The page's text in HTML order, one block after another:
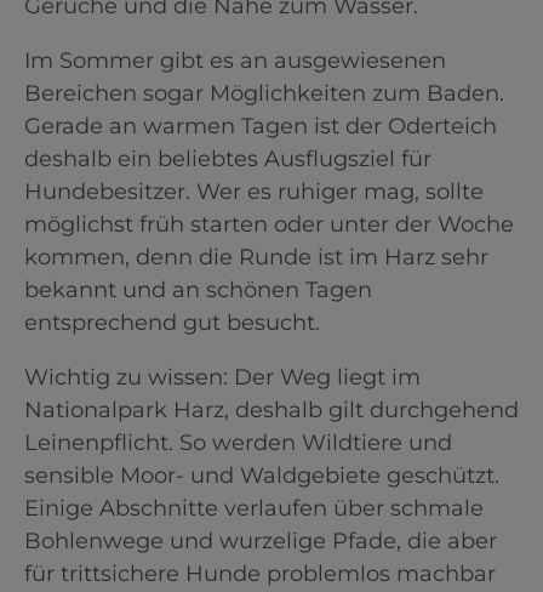
Gerüche und die Nähe zum Wasser.
Im Sommer gibt es an ausgewiesenen
Bereichen sogar Möglichkeiten zum Baden.
Gerade an warmen Tagen ist der Oderteich
deshalb ein beliebtes Ausflugsziel für
Hundebesitzer. Wer es ruhiger mag, sollte
möglichst früh starten oder unter der Woche
kommen, denn die Runde ist im Harz sehr
bekannt und an schönen Tagen
entsprechend gut besucht.
Wichtig zu wissen: Der Weg liegt im
Nationalpark Harz, deshalb gilt durchgehend
Leinenpflicht. So werden Wildtiere und
sensible Moor- und Waldgebiete geschützt.
Einige Abschnitte verlaufen über schmale
Bohlenwege und wurzelige Pfade, die aber
für trittsichere Hunde problemlos machbar